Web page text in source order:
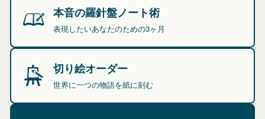
本音の羅針盤ノート術
表現したいあなたのための3ヶ月
切り絵オーダー
世界に一つの物語を紙に刻む